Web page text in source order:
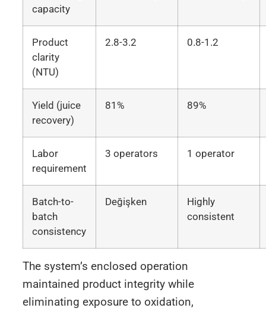
capacity
Product
clarity
(NTU)
2.8-3.2 0.8-1.2
Yield (juice
recovery)
81% 89%
Labor
requirement
3 operators 1 operator
Batch-to-
batch
consistency
Değişken
Highly
consistent
The system’s enclosed operation
maintained product integrity while
eliminating exposure to oxidation,